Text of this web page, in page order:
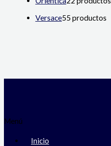
Versace55 productos
Menú
Inicio